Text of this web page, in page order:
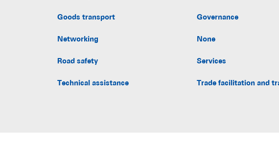
Goods transport Governance
Networking None
Road safety Services
Technical assistance Trade facilitation and